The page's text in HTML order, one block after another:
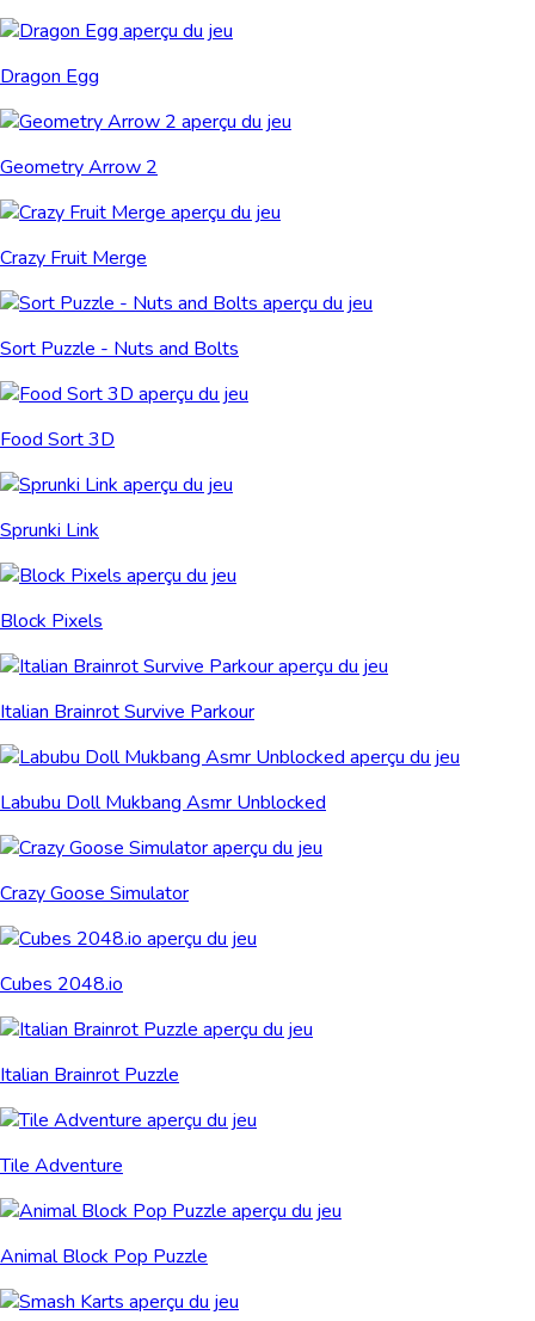
Dragon Egg
Geometry Arrow 2
Crazy Fruit Merge
Sort Puzzle - Nuts and Bolts
Food Sort 3D
Sprunki Link
Block Pixels
Italian Brainrot Survive Parkour
Labubu Doll Mukbang Asmr Unblocked
Crazy Goose Simulator
Cubes 2048.io
Italian Brainrot Puzzle
Tile Adventure
Animal Block Pop Puzzle